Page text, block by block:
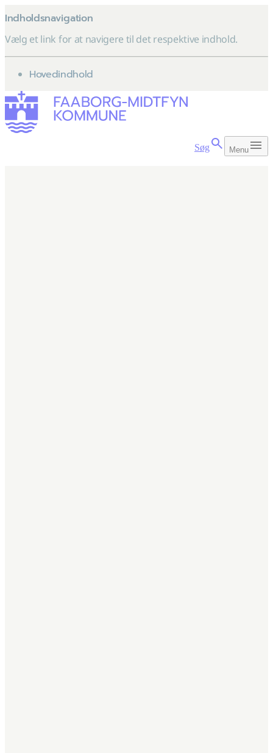
Indholdsnavigation
Vælg et link for at navigere til det respektive indhold.
gå til
Hovedindhold
Søg Menu